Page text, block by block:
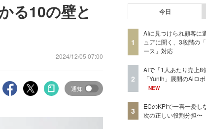
る10の壁と
2024/12/05 07:00
通知
今日
1
AIに見つけられ顧客に
ュアに聞く、3段階の
ース」対応
2
AIで「1人あたり売上8
「Yunth」展開のAiロ
NEW
3
ECのKPIで一喜一憂し
次の正しい役割分担〜